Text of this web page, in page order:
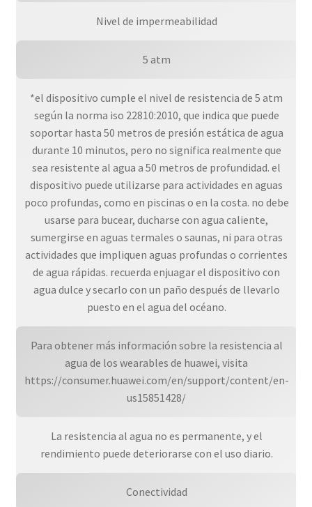
Nivel de impermeabilidad
5 atm
*el dispositivo cumple el nivel de resistencia de 5 atm
según la norma iso 22810:2010, que indica que puede
soportar hasta 50 metros de presión estática de agua
durante 10 minutos, pero no significa realmente que
sea resistente al agua a 50 metros de profundidad. el
dispositivo puede utilizarse para actividades en aguas
poco profundas, como en piscinas o en la costa. no debe
usarse para bucear, ducharse con agua caliente,
sumergirse en aguas termales o saunas, ni para otras
actividades que impliquen aguas profundas o corrientes
de agua rápidas. recuerda enjuagar el dispositivo con
agua dulce y secarlo con un paño después de llevarlo
puesto en el agua del océano.
Para obtener más información sobre la resistencia al
agua de los wearables de huawei, visita
https://consumer.huawei.com/en/support/content/en-
us15851428/
La resistencia al agua no es permanente, y el
rendimiento puede deteriorarse con el uso diario.
Conectividad